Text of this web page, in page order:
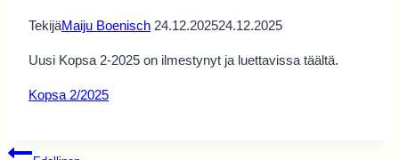
TekijäMaiju Boenisch 24.12.202524.12.2025
Uusi Kopsa 2-2025 on ilmestynyt ja luettavissa täältä.
Kopsa 2/2025
Artikkelien